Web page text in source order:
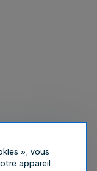
», vous
appareil